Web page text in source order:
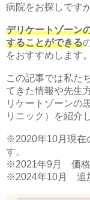
病院をお探しです
デリケートゾーン
することができる
をおすすめします。
この記事では私た
てきた情報や先生
リケートゾーンの
リニック）を紹介
※2020年10月現在
す。
※2021年9月 価
※2024年10月 追